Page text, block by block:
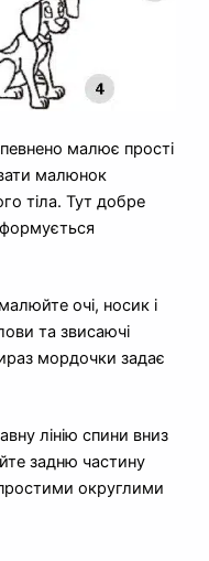
малює прості
малюнок
тіла. Тут добре
очі, носик і
та звисаючі
мордочки задає
лінію спини вниз
задню частину
округлими